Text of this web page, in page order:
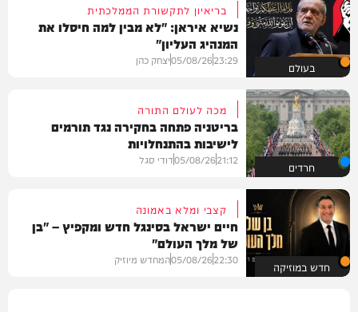
בעולם
בריאיון לתקשורת הממלכתית
נשיא איראן: "לא מבין למה חיסלו את
המנהיג העליון"
23:29
05/08/26יצחק כהן
חרדים
מכה לעולם התורה
בריטניה פתחה בחקירה נגד תורמים
לישיבות בהתנחלויות
21:12
05/08/26דודי סגל
חדש במוזיקה
קצבי ומלא באמונה
חיים ישראל בסינגל חדש ומקפיץ – "בן
של מלך העולם"
22:30
05/08/26המחדש מיוזיק